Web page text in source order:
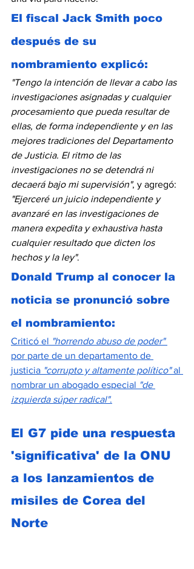
El fiscal Jack Smith poco
después de su
nombramiento explicó:
"Tengo la intención de llevar a cabo las
investigaciones asignadas y cualquier
procesamiento que pueda resultar de
ellas, de forma independiente y en las
mejores tradiciones del Departamento
de Justicia. El ritmo de las
investigaciones no se detendrá ni
decaerá bajo mi supervisión", y agregó:
"Ejerceré un juicio independiente y
avanzaré en las investigaciones de
manera expedita y exhaustiva hasta
cualquier resultado que dicten los
hechos y la ley".
Donald Trump al conocer la
noticia se pronunció sobre
el nombramiento:
Criticó el "horrendo abuso de poder"
por parte de un departamento de
justicia "corrupto y altamente político" al
nombrar un abogado especial "de
izquierda súper radical".
El G7 pide una respuesta
'significativa' de la ONU
a los lanzamientos de
misiles de Corea del
Norte